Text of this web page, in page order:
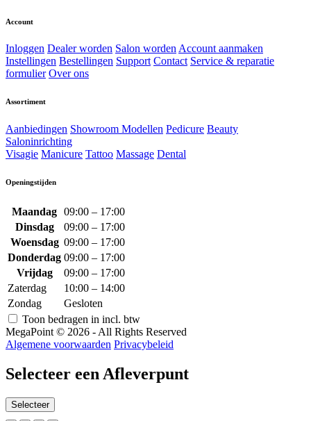
Account
Inloggen Dealer worden Salon wordenAccount aanmaken
Instellingen Bestellingen Support Contact Service & reparatie
formulier Over ons
Assortiment
Aanbiedingen Showroom Modellen Pedicure Beauty
Saloninrichting
Visagie Manicure Tattoo Massage Dental
Openingstijden
Maandag 09:00 – 17:00
Dinsdag
09:00 – 17:00
Woensdag 09:00 – 17:00
Donderdag 09:00 – 17:00
Vrijdag
09:00 – 17:00
Zaterdag
10:00 – 14:00
Zondag
Gesloten
Toon bedragen in incl. btw
MegaPoint © 2026 - All Rights Reserved
Algemene voorwaarden Privacybeleid
Selecteer een Afleverpunt
Selecteer